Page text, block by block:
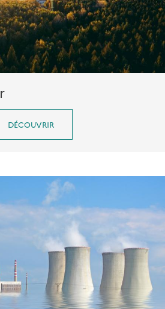
DÉCOUVRIR